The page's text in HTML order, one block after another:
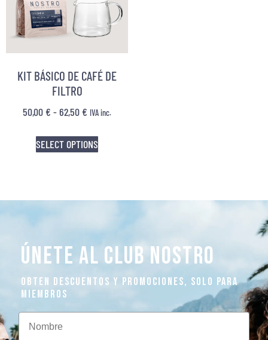
KIT BÁSICO DE CAFÉ DE
FILTRO
50,00€ -62,50€ IVA inc.
SELECT OPTIONS
ÚNETE AL CLUB NOSTRO
OBTEN DESCUENTOS Y PROMOCIONES, SOLO PARA
MIEMBROS
Nombre